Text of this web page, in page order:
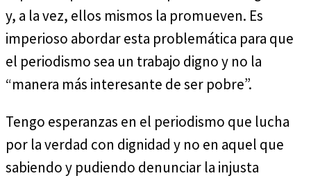
y, a la vez, ellos mismos la promueven. Es
imperioso abordar esta problemática para que
el periodismo sea un trabajo digno y no la
“manera más interesante de ser pobre”.
Tengo esperanzas en el periodismo que lucha
por la verdad con dignidad y no en aquel que
sabiendo y pudiendo denunciar la injusta